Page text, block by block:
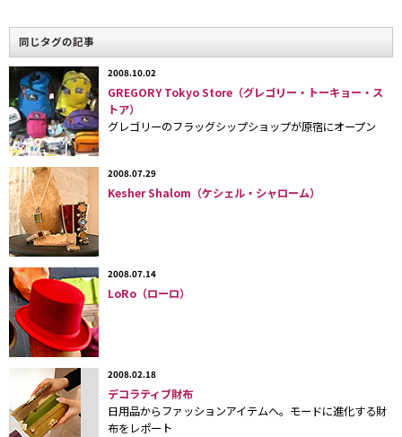
大ヒット中のタトゥストッキング。
各￥3,465(税込)
ボーダーのタイツに柄ソックスのレイヤードがキュート！ コーディネート
をイメージしやすいよう、ショップスタッフが着こなしを提案している。
タトゥー柄のストッキングやポップなプリント柄のタ
イツなど、ひと際目を引くレッグウェア「
同じタグの記事
2008.10.02
GREGORY Tokyo Store（グレゴリー・トーキョー・ス
トア）
グレゴリーのフラッグシップショップが原宿にオープン
2008.07.29
Kesher Shalom（ケシェル・シャローム）
2008.07.14
LoRo（ローロ）
2008.02.18
デコラティブ財布
日用品からファッションアイテムへ。モードに進化する財
布をレポート